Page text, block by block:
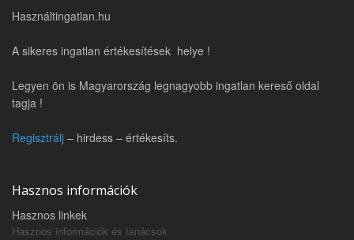
Használtingatlan.hu
A sikeres ingatlan értékesítések helye !
Legyen ön is Magyarország legnagyobb ingatlan kereső oldal
tagja !
Regisztrálj – hirdess – értékesíts.
Hasznos információk
Hasznos linkek
Hasznos információk és tanácsok